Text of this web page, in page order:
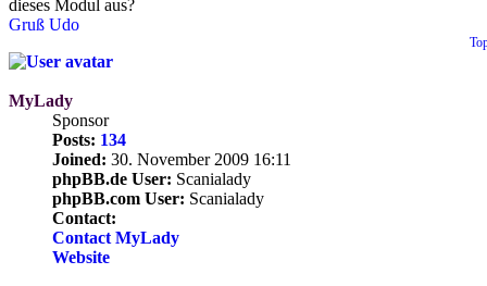
dieses Modul aus?
Gruß Udo
MyLady
Sponsor
Posts: 134
Joined: 30. November 2009 16:11
phpBB.de User: Scanialady
phpBB.com User: Scanialady
Contact:
Contact MyLady
Website